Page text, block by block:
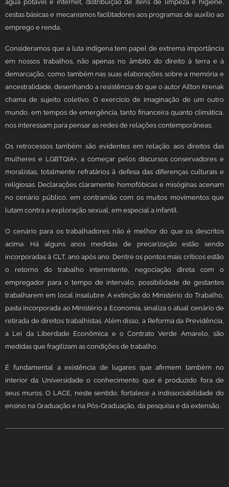
água potável e internet, distribuição de itens de limpeza e higiene,
cestas básicas e mecanismos facilitadores aos programas de auxílio ao
emprego e renda.
Consideramos que a luta indígena tem papel de extrema importância
em nossos trabalhos, não apenas no âmbito do direito à terra e à
demarcação, como também nas suas elaborações sobre a memória e
ancestralidade, desenhando a resistência do que o autor Ailton Krenak
chama de sujeito coletivo. O exercício de imaginação de um outro
mundo, em tempos de emergência, tanto financeira quanto climática,
nos interessam para pensar as redes de relações contemporâneas.
Os retrocessos também são evidentes em relação aos direitos das
mulheres e LGBTQIA+, a começar pelos discursos conservadores e
moralistas, totalmente refratários à defesa das diferenças culturais e
religiosas. Declarações claramente homofóbicas e misóginas acenam
no cenário público, em contramão com os muitos movimentos que
lutam contra a exploração sexual, em especial a infantil.
O cenário para os trabalhadores não é melhor do que os descritos
acima. Há alguns anos medidas de precarização estão sendo
incorporadas à CLT, ano após ano. Dentre os pontos mais críticos estão
o retorno do trabalho intermitente, negociação direta com o
empregador para o tempo de intervalo, possibilidade de gestantes
trabalharem em local insalubre. A extinção do Ministério do Trabalho,
pasta incorporada ao Ministério a Economia, sinaliza o atual cenário de
retirada de direitos trabalhistas. Além disso, a Reforma da Previdência,
a Lei da Liberdade Econômica e o Contrato Verde Amarelo, são
medidas que fragilizam as condições de trabalho.
É fundamental a existência de lugares que afirmem também no
interior da Universidade o conhecimento que é produzido fora de
seus muros. O LACE, neste sentido, fortalece a indissociabilidade do
ensino na Graduação e na Pós-Graduação, da pesquisa e da extensão.